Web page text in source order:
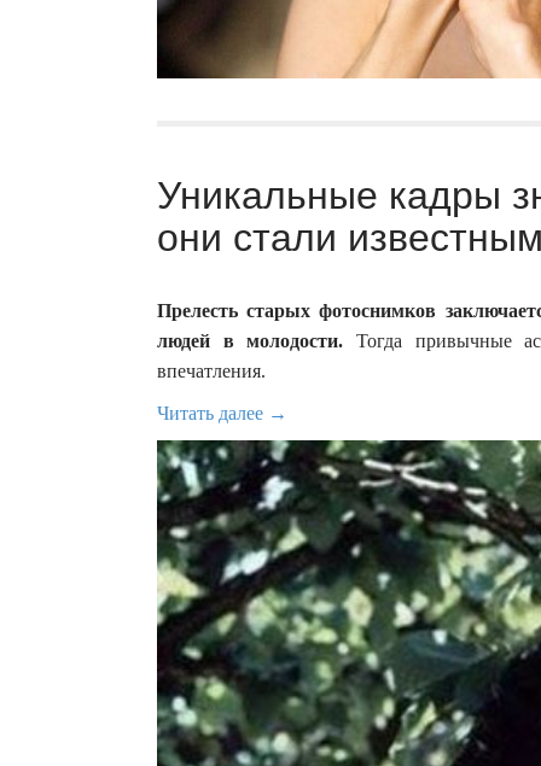
Уникальные кадры
они стали
Прелесть старых фотоснимков
людей в молодости. Тогда привычные
впечатления.
Читать далее →